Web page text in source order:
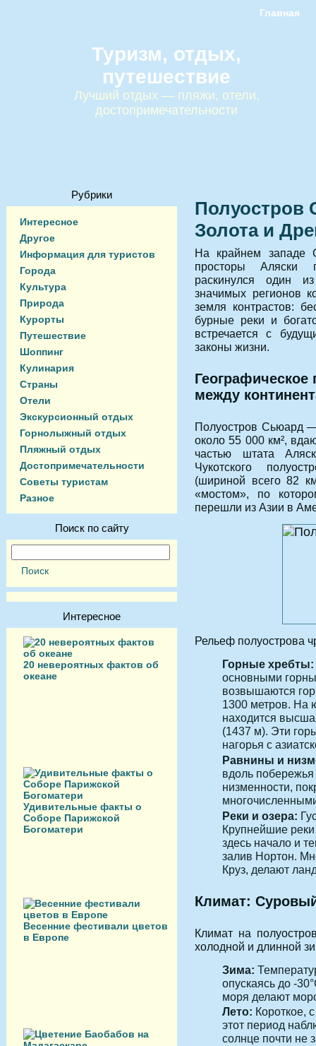
Главная
Туризм, отдых,
путешествие
Лучший отдых — пляжи, отели,
достопримечательности
Рубрики
Интересное
Другое
Информация для туристов
Города
Культура
Природа
Курорты
Путешествие
Шоппинг
Кулинария
Страны
Отели
Экскурсионный отдых
Горнолыжный отдых
Пляжный отдых
Достопримечательности
Советы туристам
Разное
Поиск по сайту
Интересное
20 невероятных фактов об
океане
Удивительные факты о
Соборе Парижской
Богоматери
Весенние фестивали цветов
в Европе
Полуостров
Золота и
На крайнем западе
просторы Аляски
раскинулся один
значимых регионов
земля контрастов:
бурные реки и
встречается с
законы жизни.
между
Полуостров Сьюард
около 55 000 км²,
частью штата
Чукотского
(шириной всего 82
«мостом», по
перешли из Азии в
Рельеф полуострова
Горные хребты:
основными
возвышаются
1300 метров. На
находится
(1437 м). Эти
нагорья с
Равнины и
вдоль
низменности,
Реки и озера:
Крупнейшие
здесь начало и
залив Нортон.
Круз, делают
Климат:
Климат на
холодной и длинной
Зима:
опускаясь до -
моря делают
Лето: Короткое,
этот период
солнце почти не